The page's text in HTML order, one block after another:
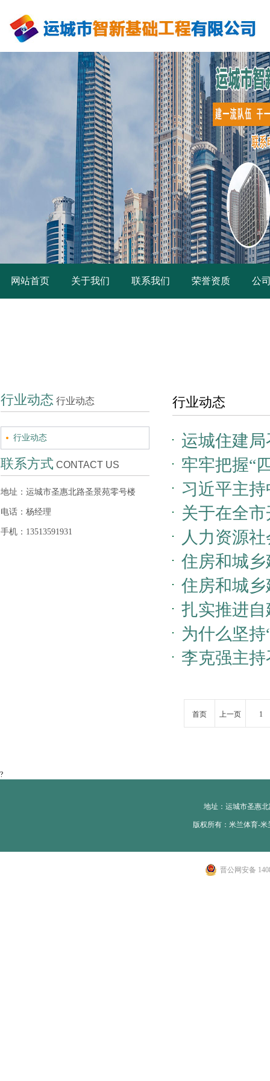
网站首页 关于我们 联系我们 荣誉资质 公
行业动态 行业动态
行业动态
联系方式 CONTACT US
地址：运城市圣惠北路圣景苑零号楼
电话：杨经理
手机：13513591931
行业动态
运城住建
牢牢把握“
习近平主
话
关于在全
公告
人力资源
国住房和
住房和城
住房和城
垃圾收运
扎实推进
产******
为什么坚
吗……权威
李克强主
首页 上一页 1
?
地址：运城市圣惠
版权所有：米兰体育-
晋公网安备